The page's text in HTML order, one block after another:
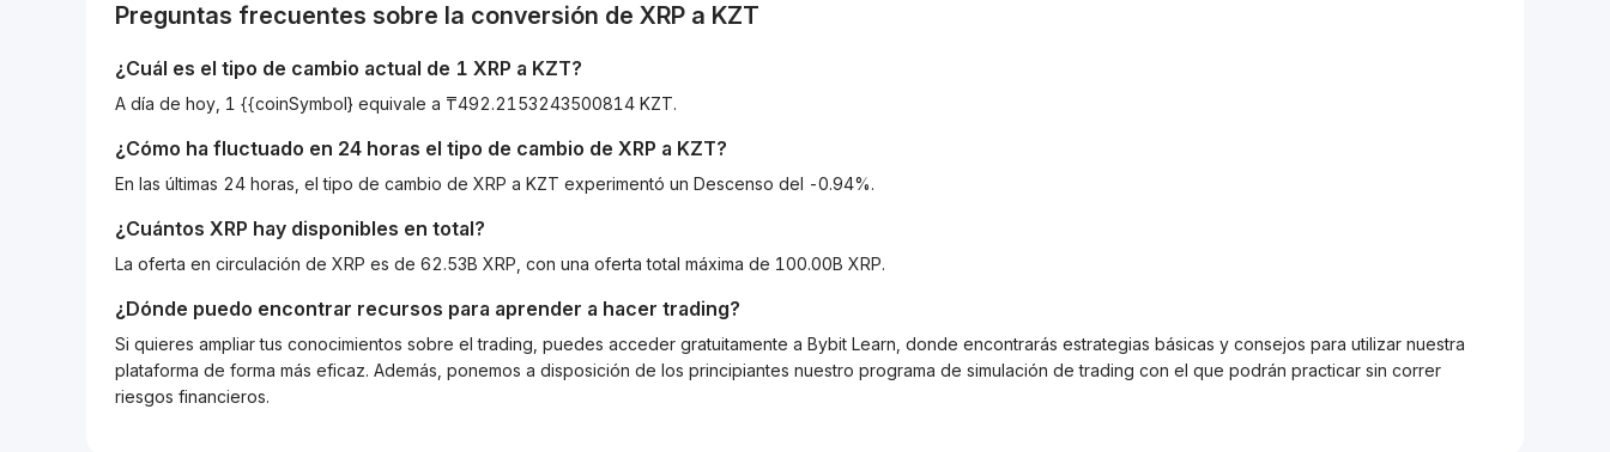
Preguntas frecuentes sobre la conversión de XRP a KZT
¿Cuál es el tipo de cambio actual de 1 XRP a KZT?
A día de hoy, 1 {{coinSymbol} equivale a ₸492.2153243500814 KZT.
¿Cómo ha fluctuado en 24 horas el tipo de cambio de XRP a KZT?
En las últimas 24 horas, el tipo de cambio de XRP a KZT experimentó un Descenso del -0.94%.
¿Cuántos XRP hay disponibles en total?
La oferta en circulación de XRP es de 62.53B XRP, con una oferta total máxima de 100.00B XRP.
¿Dónde puedo encontrar recursos para aprender a hacer trading?
Si quieres ampliar tus conocimientos sobre el trading, puedes acceder gratuitamente a Bybit Learn, donde encontrarás estrategias básicas y consejos para utilizar nuestra
plataforma de forma más eficaz. Además, ponemos a disposición de los principiantes nuestro programa de simulación de trading con el que podrán practicar sin correr
riesgos financieros.